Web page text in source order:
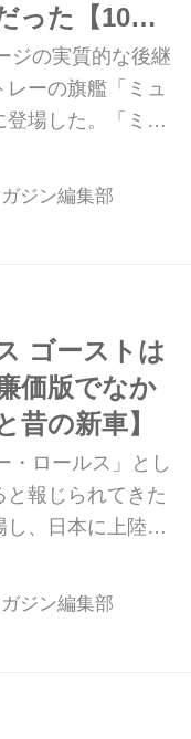
った【10年
ジの実質的な後継
ーの旗艦「ミュ
登場した。「ミュ
ベントレーの情
ル・マン24時間
キットのコーナ
誌は上陸間
行っているので、
振り返ってみよ
は、Motor
月号より）
ジン編集部
ゴーストは
価版でなか
昔の新車】
・ロールス」とし
報じられてきた
し、日本に上陸し
イズはファント
が、V12エンジ
れて570psを誇
陸間もなく試乗
ジン編集部